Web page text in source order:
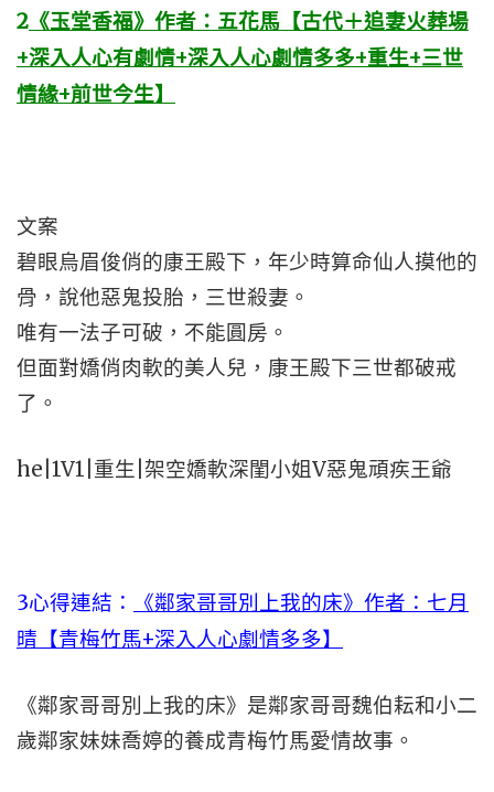
2 《玉堂香福》作者：五花馬【古代＋追妻火葬場
+深入人心有劇情+深入人心劇情多多+重生+三世
情緣+前世今生】
文案
碧眼烏眉俊俏的康王殿下，年少時算命仙人摸他的
骨，說他惡鬼投胎，三世殺妻。
唯有一法子可破，不能圓房。
但面對嬌俏肉軟的美人兒，康王殿下三世都破戒
了。
he|1V1|重生|架空嬌軟深閨小姐V惡鬼頑疾王爺
3心得連結：
《鄰家哥哥別上我的床》作者：七月
晴【青梅竹馬+深入人心劇情多多】
《鄰家哥哥別上我的床》是鄰家哥哥魏伯耘和小二
歲鄰家妹妹喬婷的養成青梅竹馬愛情故事。